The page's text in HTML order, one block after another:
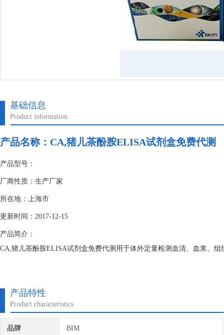
基础信息
Product information
产品名称： CA,猪儿茶酚胺ELISA试剂盒免费代测
产品型号：
厂商性质：生产厂家
所在地：上海市
更新时间：2017-12-15
产品简介：
CA,猪儿茶酚胺ELISA试剂盒免费代测用于体外定量检测血清、血浆、
产品特性
Product characteristics
品牌 BIM